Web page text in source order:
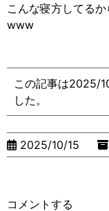
こんな寝方してる
www
この記事は2025/
した。
2025/10/15
コメントする